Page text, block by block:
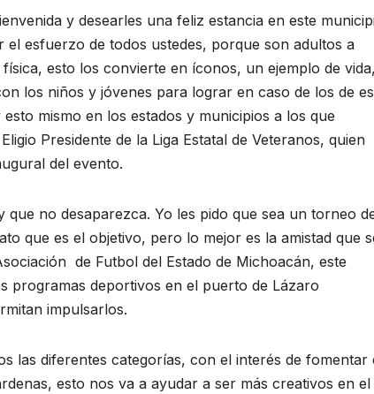
y desearles una feliz estancia en este
esfuerzo de todos ustedes, porque son adultos a
esto los convierte en íconos, un ejemplo de vida,
los niños y jóvenes para lograr en caso de los de
mismo en los estados y municipios a los que
Presidente de la Liga Estatal de Veteranos, quien
del evento.
no desaparezca. Yo les pido que sea un torneo
que es el objetivo, pero lo mejor es la amistad que
de Futbol del Estado de Michoacán, este
programas deportivos en el puerto de Lázaro
impulsarlos.
las diferentes categorías, con el interés de fomentar
esto nos va a ayudar a ser más creativos en el